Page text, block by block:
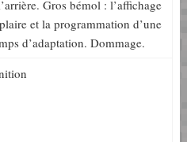
Gros bémol : l’affichage
et la programmation d’une
d’adaptation. Dommage.